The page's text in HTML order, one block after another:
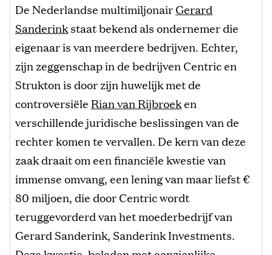
De Nederlandse multimiljonairGerard
Sanderinkstaat bekend als ondernemer die
eigenaar is van meerdere bedrijven. Echter,
zijn zeggenschap in de bedrijven Centric en
Strukton is door zijn huwelijk met de
controversiële Rian van Rijbroeken
verschillende juridische beslissingen van de
rechter komen te vervallen. De kern van deze
zaak draait om een financiële kwestie van
immense omvang, een lening van maar liefst €
80 miljoen, die door Centric wordt
teruggevorderd van het moederbedrijf van
Gerard Sanderink, Sanderink Investments.